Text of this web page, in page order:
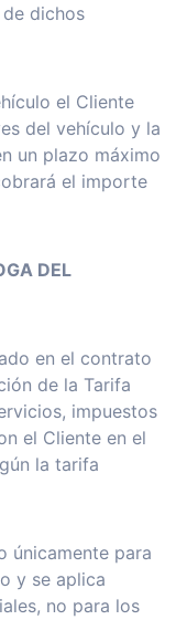
dichos
el Cliente
del vehículo y la
un plazo máximo
el importe
DEL
en el contrato
de la Tarifa
impuestos
el Cliente en el
la tarifa
únicamente para
y se aplica
no para los